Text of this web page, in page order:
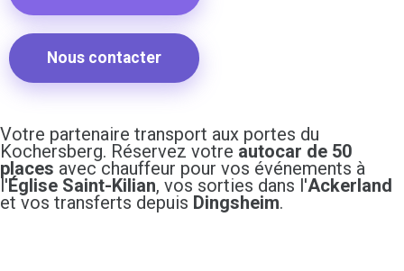
Nous contacter
Votre partenaire transport aux portes du
Kochersberg. Réservez votre autocar de 50
places avec chauffeur pour vos événements à
l'Église Saint-Kilian, vos sorties dans l'Ackerland
et vos transferts depuis Dingsheim.